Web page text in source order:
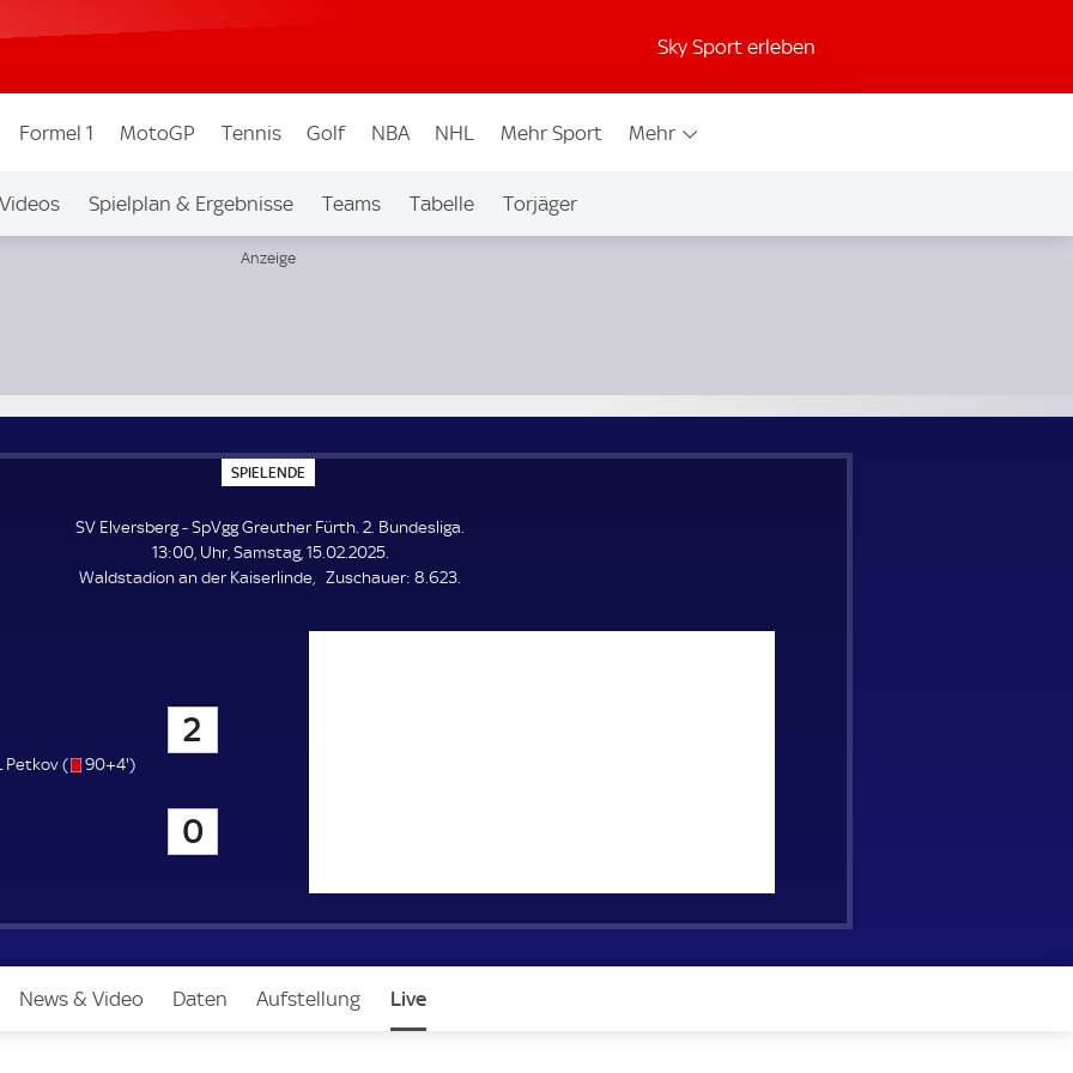
Sky Sport erleben
Formel 1 MotoGP Tennis Golf NBA NHL Mehr Sport Mehr
Videos Spielplan & Ergebnisse Teams Tabelle Torjäger
SPIELENDE
P
E
L
E
N
SV Elversberg - SpVgg Greuther Fürth. 2. Bundesliga.
13:00, Uhr, Samstag, 15.02.2025.
Waldstadion an der Kaiserlinde
Zuschauer: Z
8.623.
2
Petkov (
s90+4'9
t
)
0
News & Video Daten Aufstellung Live